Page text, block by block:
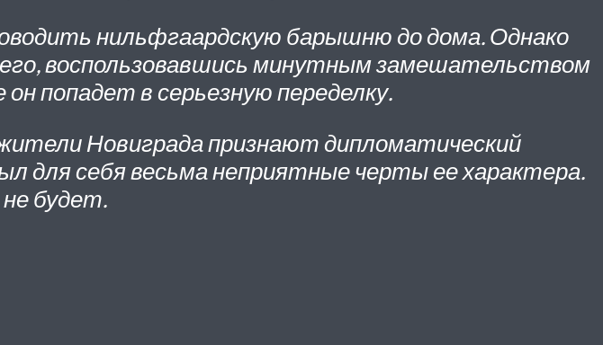
нильфгаардскую барышню до дома. Однако
воспользовавшись минутным замешательством
попадет в серьезную переделку.
Новиграда признают дипломатический
для себя весьма неприятные черты ее характера.
будет.